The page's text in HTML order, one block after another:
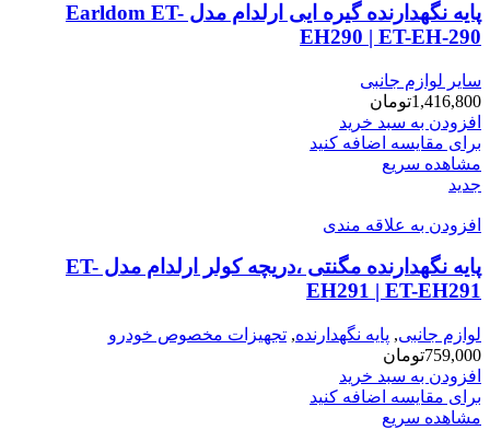
پایه نگهدارنده گیره ایی ارلدام مدل Earldom ET-
EH290 | ET-EH-290
سایر لوازم جانبی
1,416,800تومان
افزودن به سبد خرید
برای مقایسه اضافه کنید
مشاهده سریع
جدید
افزودن به علاقه مندی
پایه نگهدارنده مگنتی ،دریچه کولر ارلدام مدل ET-
EH291 | ET-EH291
لوازم جانبی, پایه نگهدارنده, تجهیزات مخصوص خودرو
759,000تومان
افزودن به سبد خرید
برای مقایسه اضافه کنید
مشاهده سریع